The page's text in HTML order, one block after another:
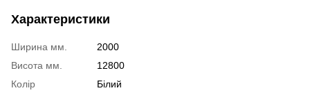
Характеристики
Ширина мм.
2000
Висота мм.
12800
Колір
Білий